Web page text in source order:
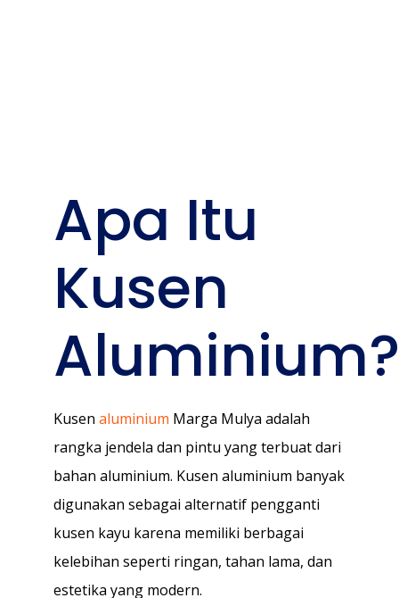
Apa Itu
Kusen
Aluminium?
Kusen aluminium Marga Mulya adalah
rangka jendela dan pintu yang terbuat dari
bahan aluminium. Kusen aluminium banyak
digunakan sebagai alternatif pengganti
kusen kayu karena memiliki berbagai
kelebihan seperti ringan, tahan lama, dan
estetika yang modern.